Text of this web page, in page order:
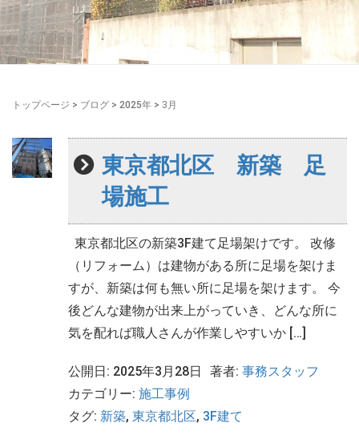
トップページ > ブログ > 2025年 > 3月
東京都北区 新築 足
場施工
東京都北区の新築3F建て足場架けです。 改修
（リフォーム）は建物がある所に足場を架けま
すが、新築は何も無い所に足場を架けます。 今
後どんな建物が出来上がっていき、どんな所に
気を配れば職人さんが作業しやすいか […]
公開日: 2025年3月28日 著者: 事務スタッフ
カテゴリー: 施工事例
タグ: 新築, 東京都北区, 3F建て